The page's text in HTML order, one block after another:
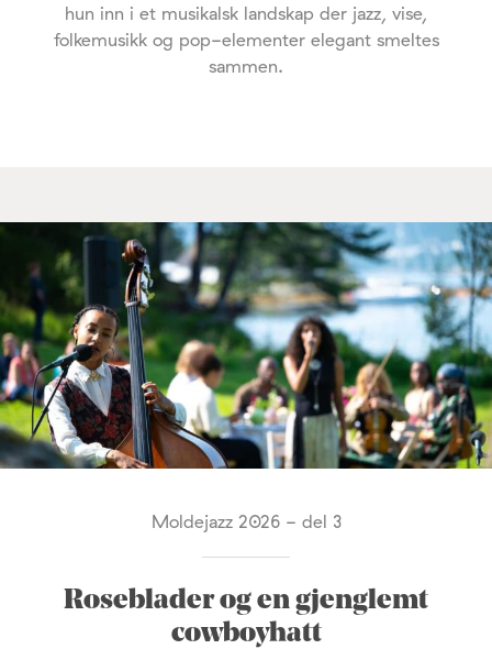
hun inn i et musikalsk landskap der jazz, vise,
folkemusikk og pop-elementer elegant smeltes
sammen.
Moldejazz 2026 - del 3
Roseblader og en gjenglemt
cowboyhatt